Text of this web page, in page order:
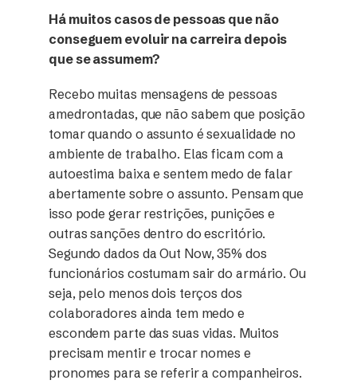
Há muitos casos de pessoas que não
conseguem evoluir na carreira depois
que se assumem?
Recebo muitas mensagens de pessoas
amedrontadas, que não sabem que posição
tomar quando o assunto é sexualidade no
ambiente de trabalho. Elas ficam com a
autoestima baixa e sentem medo de falar
abertamente sobre o assunto. Pensam que
isso pode gerar restrições, punições e
outras sanções dentro do escritório.
Segundo dados da Out Now, 35% dos
funcionários costumam sair do armário. Ou
seja, pelo menos dois terços dos
colaboradores ainda tem medo e
escondem parte das suas vidas. Muitos
precisam mentir e trocar nomes e
pronomes para se referir a companheiros.